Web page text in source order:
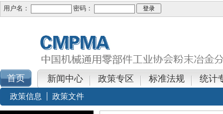
用户名： 密码：
新闻中心 政策专区 标准法规 统计
政策信息 政策文件